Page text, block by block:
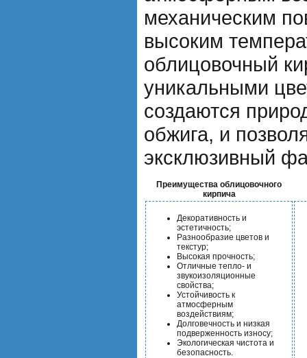
механическим
высоким
облицовочный
уникальными
создаются
обжига, и
эксклюзивный
Преимущества облицовочного
кирпича
Декоративность и
эстетичность;
Разнообразие цветов и
текстур;
Высокая прочность;
Отличные тепло- и
звукоизоляционные
свойства;
Устойчивость к
атмосферным
воздействиям;
Долговечность и низкая
подверженность износу;
Экологическая чистота и
безопасность.